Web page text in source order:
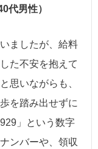
代男性）
ましたが、給料
た不安を抱えて
思いながらも、
を踏み出せずに
」という数字
ンバーや、領収